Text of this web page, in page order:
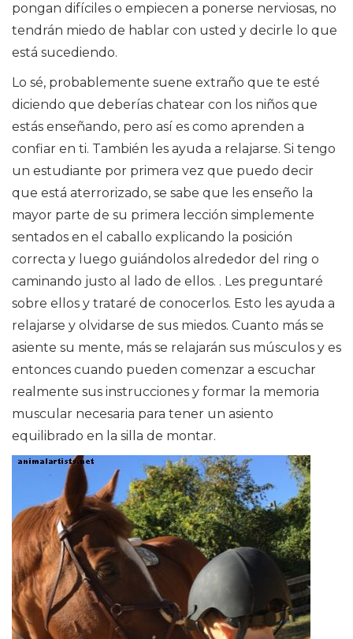
pongan difíciles o empiecen a ponerse nerviosas, no
tendrán miedo de hablar con usted y decirle lo que
está sucediendo.
Lo sé, probablemente suene extraño que te esté
diciendo que deberías chatear con los niños que
estás enseñando, pero así es como aprenden a
confiar en ti. También les ayuda a relajarse. Si tengo
un estudiante por primera vez que puedo decir
que está aterrorizado, se sabe que les enseño la
mayor parte de su primera lección simplemente
sentados en el caballo explicando la posición
correcta y luego guiándolos alrededor del ring o
caminando justo al lado de ellos. . Les preguntaré
sobre ellos y trataré de conocerlos. Esto les ayuda a
relajarse y olvidarse de sus miedos. Cuanto más se
asiente su mente, más se relajarán sus músculos y es
entonces cuando pueden comenzar a escuchar
realmente sus instrucciones y formar la memoria
muscular necesaria para tener un asiento
equilibrado en la silla de montar.